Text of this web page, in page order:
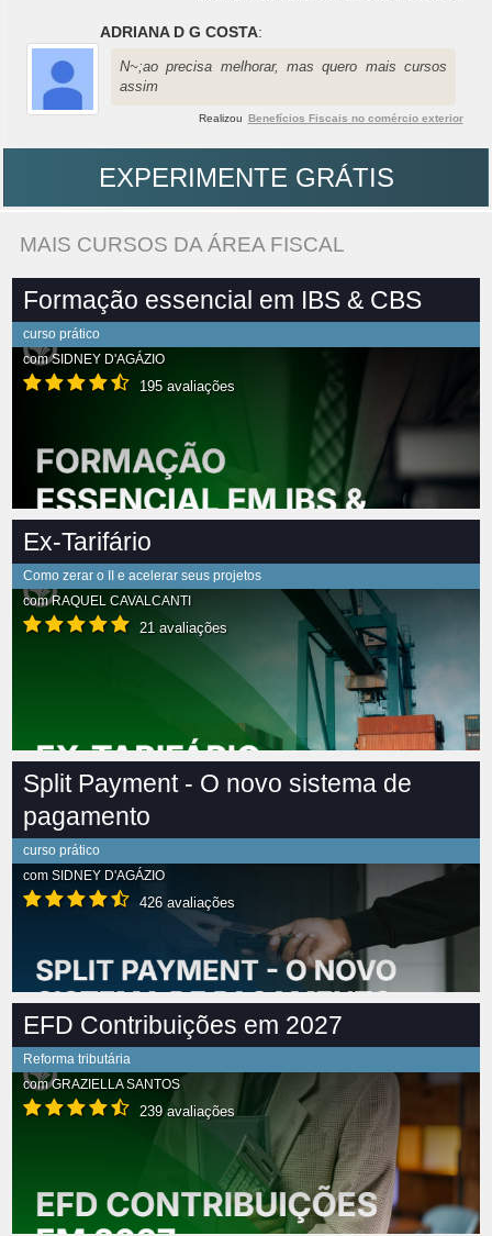
ADRIANA D G COSTA:
N~;ao precisa melhorar, mas quero mais cursos
assim
Realizou Benefícios Fiscais no comércio exterior
EXPERIMENTE GRÁTIS
MAIS CURSOS DA ÁREA FISCAL
Formação essencial em IBS & CBS
curso prático
comSIDNEY D'AGÁZIO
195 avaliações
Ex-Tarifário
Como zerar o II e acelerar seus projetos
comRAQUEL CAVALCANTI
21 avaliações
Split Payment - O novo sistema de
pagamento
curso prático
com SIDNEY D'AGÁZIO
426 avaliações
EFD Contribuições em 2027
Reforma tributária
comGRAZIELLA SANTOS
239 avaliações